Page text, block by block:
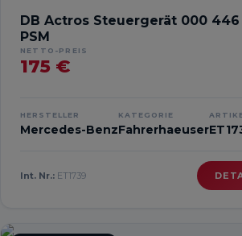
DB Actros Steuergerät 000 446
PSM
NETTO-PREIS
175 €
HERSTELLER
Mercedes-Benz
KATEGORIE
Fahrerhaeuser
Int. Nr.: ET1739